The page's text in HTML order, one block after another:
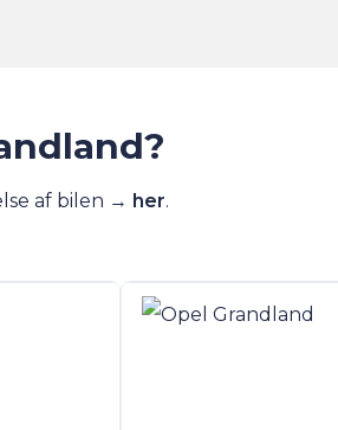
af bilen → her.